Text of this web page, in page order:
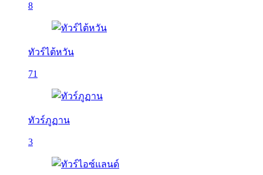
8
ทัวร์ไต้หวัน
71
ทัวร์ภูฏาน
3